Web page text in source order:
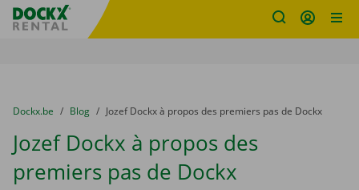
sitename
You are here:
du
Dockx.be to
Blog to
Jozef Dockx à propos des premiers pas de Dockx
Jozef Dockx à propos des
premiers pas de Dockx